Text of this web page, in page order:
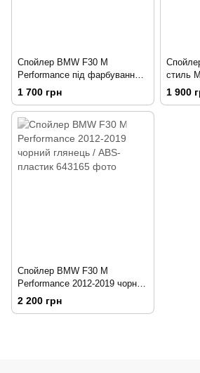
Спойлер BMW F30 M
Performance під фарбування
2012-2019 / ABS-пластик
1 700 грн
стиль
1 900
Спойлер BMW F30 M
Performance 2012-2019 чорний
глянець / ABS-пластик
2 200 грн